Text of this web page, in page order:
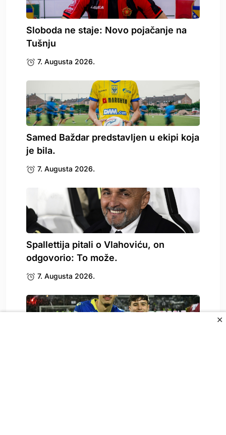
✕
Sloboda ne staje: Novo pojačanje na
Tušnju
7. Augusta 2026.
Samed Baždar predstavljen u ekipi koja
je bila.
7. Augusta 2026.
Spallettija pitali o Vlahoviću, on
odgovorio: To može.
7. Augusta 2026.